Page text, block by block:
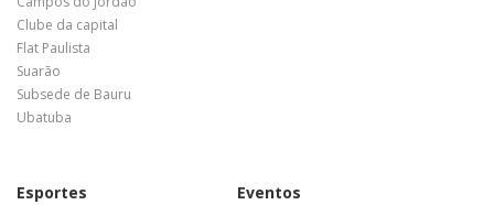
Clube da capital
Flat Paulista
Suarão
Subsede de Bauru
Ubatuba
Esportes Eventos